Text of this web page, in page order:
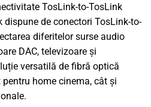
TosLink-to-TosLink
dispune de conectori TosLink-to-
diferitelor surse audio
DAC, televizoare și
versatilă de fibră optică
home cinema, cât și